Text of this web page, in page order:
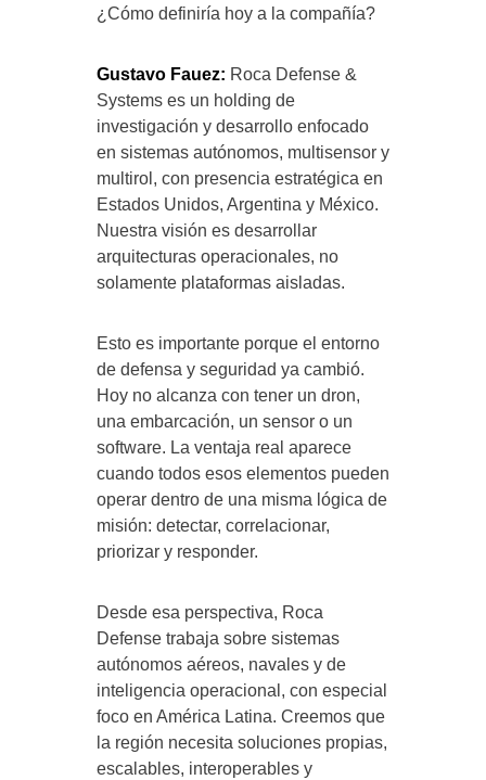
¿Cómo definiría hoy a la compañía?
Gustavo Fauez: Roca Defense &
Systems es un holding de
investigación y desarrollo enfocado
en sistemas autónomos, multisensor y
multirol, con presencia estratégica en
Estados Unidos, Argentina y México.
Nuestra visión es desarrollar
arquitecturas operacionales, no
solamente plataformas aisladas.
Esto es importante porque el entorno
de defensa y seguridad ya cambió.
Hoy no alcanza con tener un dron,
una embarcación, un sensor o un
software. La ventaja real aparece
cuando todos esos elementos pueden
operar dentro de una misma lógica de
misión: detectar, correlacionar,
priorizar y responder.
Desde esa perspectiva, Roca
Defense trabaja sobre sistemas
autónomos aéreos, navales y de
inteligencia operacional, con especial
foco en América Latina. Creemos que
la región necesita soluciones propias,
escalables, interoperables y